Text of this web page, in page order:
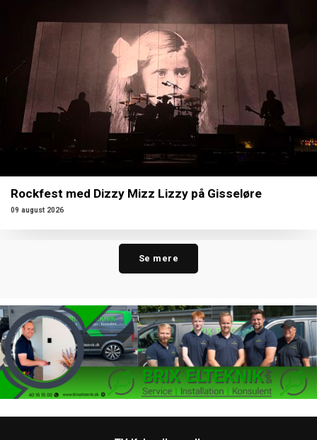
Rockfest med Dizzy Mizz Lizzy på Gisseløre
09 august 2026
Se mere